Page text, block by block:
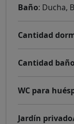
Baño: Ducha,
Cantidad
Cantidad
WC para
Jardín